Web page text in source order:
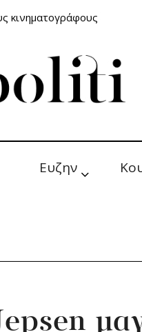
κινηματογράφους
Ευζην